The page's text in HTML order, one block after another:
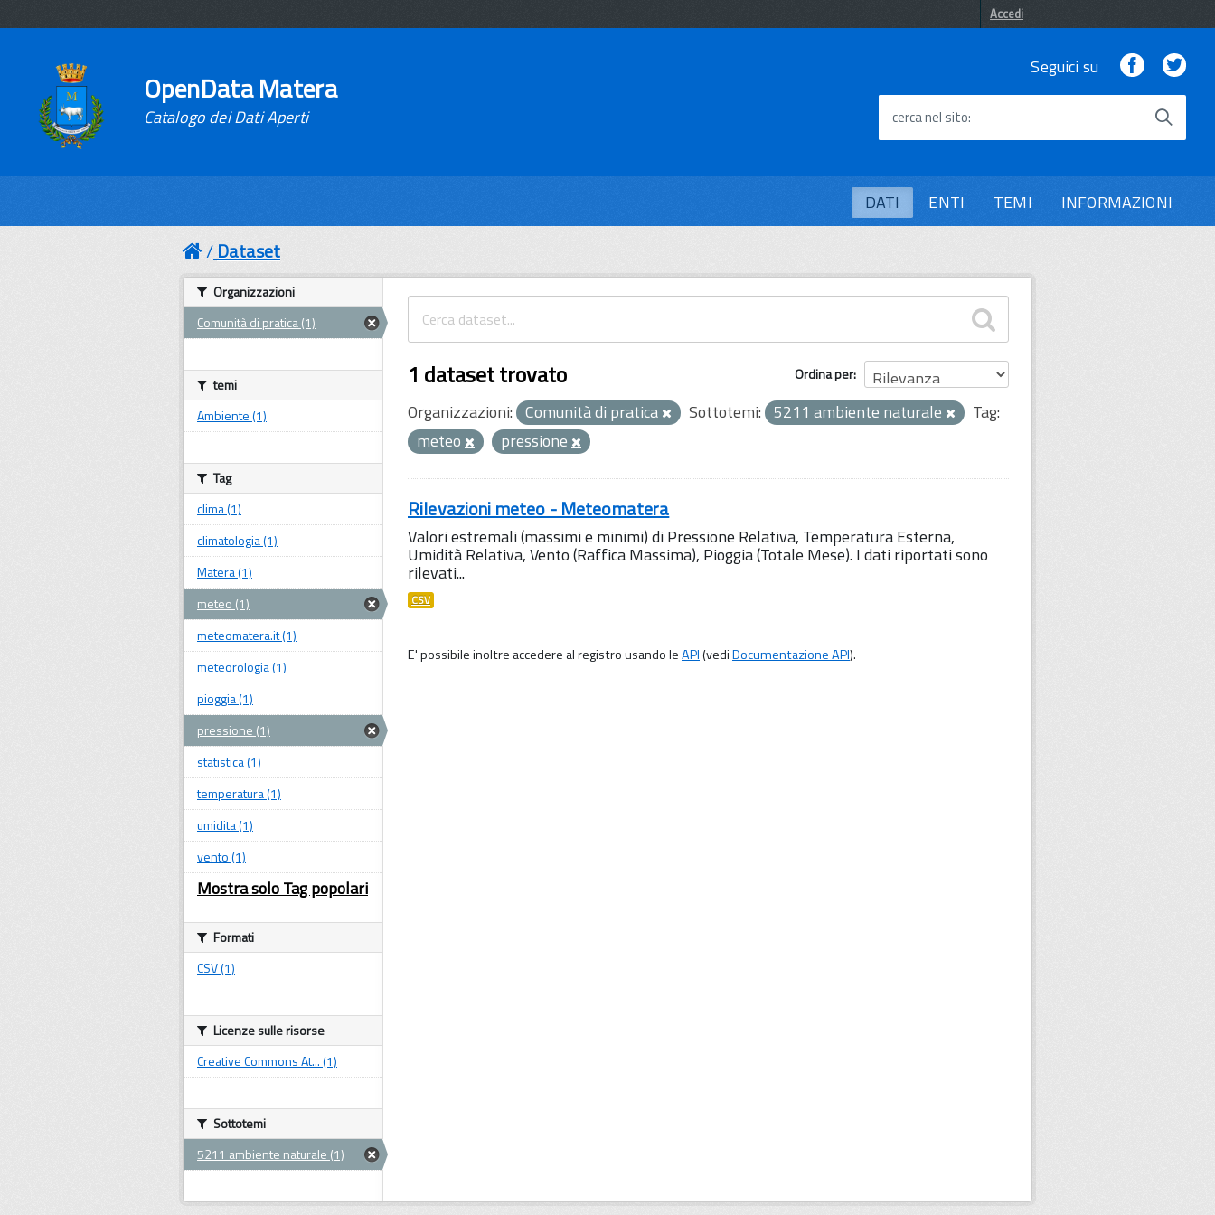
Accedi
OpenData Matera
Catalogo dei Dati Aperti
Seguici su Facebook
cerca nel sito
DATI ENTI TEMI INFORMAZIONI
Dataset
Ordina per
1 dataset trovato
Organizzazioni: Comunità di pratica Sottotemi: 5211 ambiente naturale
Tag:
meteo
pressione
Rilevazioni meteo - Meteomatera
Valori estremali (massimi e minimi) di Pressione Relativa, Temperatura Esterna,
Umidità Relativa, Vento (Raffica Massima), Pioggia (Totale Mese). I dati riportati sono
rilevati...
CSV
E' possibile inoltre accedere al registro usando leAPI(vediDocumentazione API).
Organizzazioni
Comunità di pratica (1)
temi
Ambiente (1)
Tag
clima (1)
climatologia (1)
Matera (1)
meteo (1)
meteomatera.it (1)
meteorologia (1)
pioggia (1)
pressione (1)
statistica (1)
temperatura (1)
umidita (1)
vento (1)
Mostra solo Tag popolari
Formati
CSV (1)
Licenze sulle risorse
Creative Commons At... (1)
Sottotemi
5211 ambiente naturale (1)